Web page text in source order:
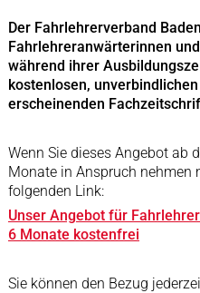
Der Fahrlehrerverband
Fahrlehreranwärterinnen
während ihrer
kostenlosen,
erscheinenden
Wenn Sie dieses Angebot ab
Monate in Anspruch nehmen
folgenden Link:
Unser Angebot für
6 Monate kostenfrei
Sie können den Bezug